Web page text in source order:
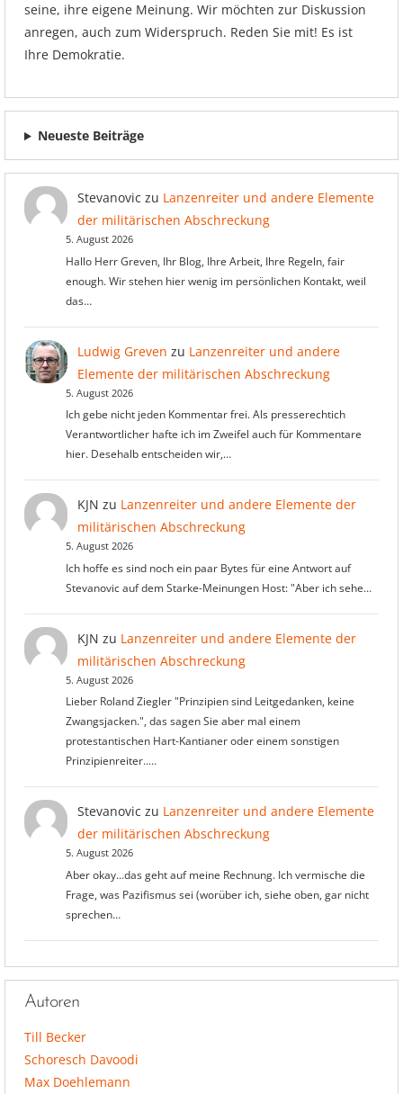
seine, ihre eigene Meinung. Wir möchten zur Diskussion
anregen, auch zum Widerspruch. Reden Sie mit! Es ist
Ihre Demokratie.
Neueste Beiträge
Stevanovic zu Lanzenreiter und andere Elemente
der militärischen Abschreckung
5. August 2026
Hallo Herr Greven, Ihr Blog, Ihre Arbeit, Ihre Regeln, fair
enough. Wir stehen hier wenig im persönlichen Kontakt, weil
das…
Ludwig Greven zu Lanzenreiter und andere
Elemente der militärischen Abschreckung
5. August 2026
Ich gebe nicht jeden Kommentar frei. Als presserechtich
Verantwortlicher hafte ich im Zweifel auch für Kommentare
hier. Desehalb entscheiden wir,…
KJN zu Lanzenreiter und andere Elemente der
militärischen Abschreckung
5. August 2026
Ich hoffe es sind noch ein paar Bytes für eine Antwort auf
Stevanovic auf dem Starke-Meinungen Host: "Aber ich sehe…
KJN zu Lanzenreiter und andere Elemente der
militärischen Abschreckung
5. August 2026
Lieber Roland Ziegler "Prinzipien sind Leitgedanken, keine
Zwangsjacken.", das sagen Sie aber mal einem
protestantischen Hart-Kantianer oder einem sonstigen
Prinzipienreiter..…
Stevanovic zu Lanzenreiter und andere Elemente
der militärischen Abschreckung
5. August 2026
Aber okay...das geht auf meine Rechnung. Ich vermische die
Frage, was Pazifismus sei (worüber ich, siehe oben, gar nicht
sprechen…
Autoren
Till Becker
Schoresch Davoodi
Max Doehlemann